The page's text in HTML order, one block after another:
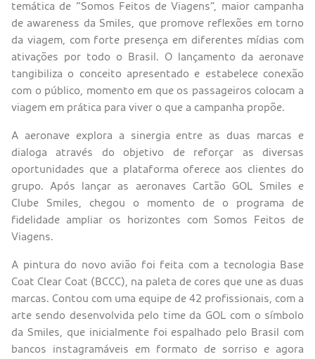
temática de “Somos Feitos de Viagens”, maior campanha
de awareness da Smiles, que promove reflexões em torno
da viagem, com forte presença em diferentes mídias com
ativações por todo o Brasil. O lançamento da aeronave
tangibiliza o conceito apresentado e estabelece conexão
com o público, momento em que os passageiros colocam a
viagem em prática para viver o que a campanha propõe.
A aeronave explora a sinergia entre as duas marcas e
dialoga através do objetivo de reforçar as diversas
oportunidades que a plataforma oferece aos clientes do
grupo. Após lançar as aeronaves Cartão GOL Smiles e
Clube Smiles, chegou o momento de o programa de
fidelidade ampliar os horizontes com Somos Feitos de
Viagens.
A pintura do novo avião foi feita com a tecnologia Base
Coat Clear Coat (BCCC), na paleta de cores que une as duas
marcas. Contou com uma equipe de 42 profissionais, com a
arte sendo desenvolvida pelo time da GOL com o símbolo
da Smiles, que inicialmente foi espalhado pelo Brasil com
bancos instagramáveis em formato de sorriso e agora